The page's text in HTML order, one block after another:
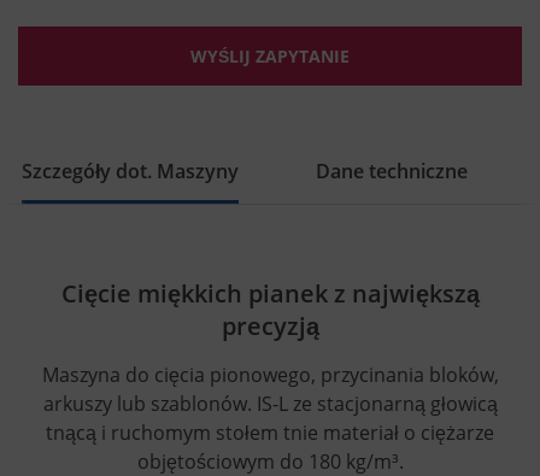
WYŚLIJ ZAPYTANIE
Szczegóły dot. Maszyny Dane techniczne
Cięcie miękkich pianek z największą
precyzją
Maszyna do cięcia pionowego, przycinania bloków,
arkuszy lub szablonów. IS-L ze stacjonarną głowicą
tnącą i ruchomym stołem tnie materiał o ciężarze
objętościowym do 180 kg/m³.